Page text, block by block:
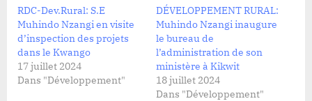
RDC-Dev.Rural: S.E
Muhindo Nzangi en visite
d’inspection des projets
dans le Kwango
17 juillet 2024
Dans "Développement"
DÉVELOPPEMENT RURAL:
Muhindo Nzangi inaugure
le bureau de
l’administration de son
ministère à Kikwit
18 juillet 2024
Dans "Développement"